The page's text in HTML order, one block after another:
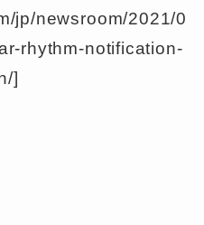
jp/newsroom/2021/0
rhythm-notification-
]